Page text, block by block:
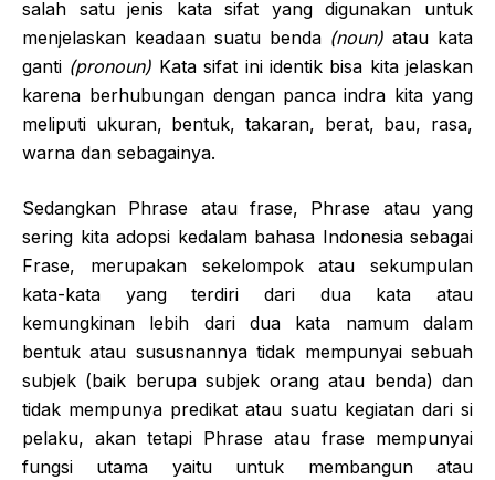
salah satu jenis kata sifat yang digunakan untuk
menjelaskan keadaan suatu benda (noun) atau kata
ganti (pronoun) Kata sifat ini identik bisa kita jelaskan
karena berhubungan dengan panca indra kita yang
meliputi ukuran, bentuk, takaran, berat, bau, rasa,
warna dan sebagainya.
Sedangkan Phrase atau frase, Phrase atau yang
sering kita adopsi kedalam bahasa Indonesia sebagai
Frase, merupakan sekelompok atau sekumpulan
kata-kata yang terdiri dari dua kata atau
kemungkinan lebih dari dua kata namum dalam
bentuk atau sususnannya tidak mempunyai sebuah
subjek (baik berupa subjek orang atau benda) dan
tidak mempunya predikat atau suatu kegiatan dari si
pelaku, akan tetapi Phrase atau frase mempunyai
fungsi utama yaitu untuk membangun atau